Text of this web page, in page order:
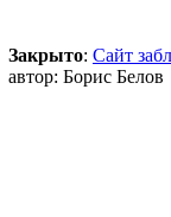
Закрыто: Сайт
автор: Борис Белов